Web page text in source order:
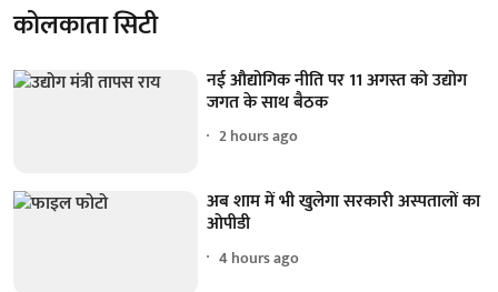
कोलकाता सिटी
नई औद्योगिक नीति पर 11 अगस्त को उद्योग
जगत के साथ बैठक
2 hours ago
अब शाम में भी खुलेगा सरकारी अस्पतालों का
ओपीडी
4 hours ago